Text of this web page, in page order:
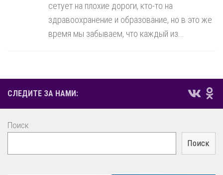
сетует на плохие дороги, кто-то на
здравоохранение и образование, но в это же
время мы забываем, что каждый из...
СЛЕДИТЕ ЗА НАМИ:
Поиск
Поиск